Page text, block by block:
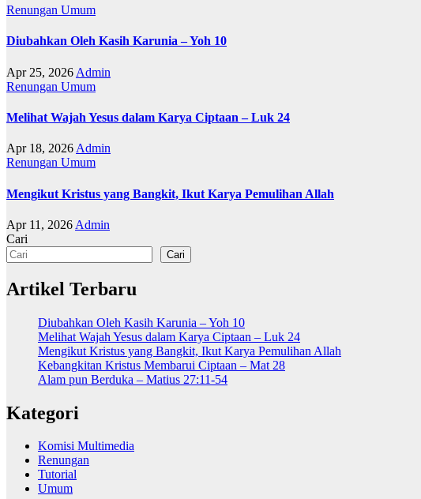
Renungan Umum
Diubahkan Oleh Kasih Karunia – Yoh 10
Apr 25, 2026 Admin
Renungan Umum
Melihat Wajah Yesus dalam Karya Ciptaan – Luk 24
Apr 18, 2026 Admin
Renungan Umum
Mengikut Kristus yang Bangkit, Ikut Karya Pemulihan Allah
Apr 11, 2026 Admin
Cari
Cari
Artikel Terbaru
Diubahkan Oleh Kasih Karunia – Yoh 10
Melihat Wajah Yesus dalam Karya Ciptaan – Luk 24
Mengikut Kristus yang Bangkit, Ikut Karya Pemulihan Allah
Kebangkitan Kristus Membarui Ciptaan – Mat 28
Alam pun Berduka – Matius 27:11-54
Kategori
Komisi Multimedia
Renungan
Tutorial
Umum